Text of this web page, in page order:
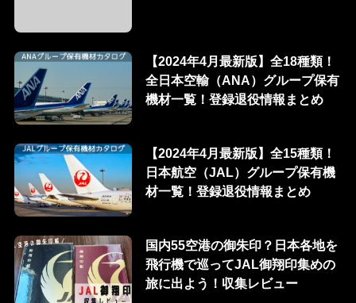
【2024年4月最新版】全18種類！
全日本空輸（ANA）グループ保有
機材一覧！登録退役情報まとめ
【2024年4月最新版】全15種類！
日本航空（JAL）グループ保有機
材一覧！登録退役情報まとめ
国内55空港の御朱印？日本各地を
飛行機で巡ってJAL御翔印集めの
旅に出よう！収集レビュー